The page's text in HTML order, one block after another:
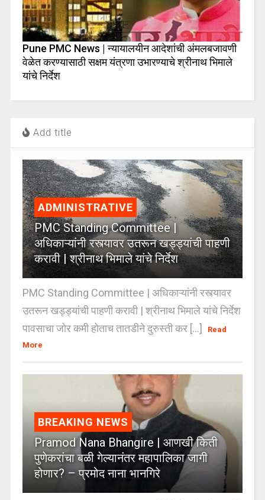
Pune PMC News | न्यायालयीन आदेशांची अंमलबजावणी
वेळेत करण्यासाठी सक्षम यंत्रणा उभारण्याचे श्रीनाथ भिमाले
यांचे निर्देश
Add title
ADMINISTRATIVE
PMC Standing Committee |
अधिकाऱ्यांनी रस्त्यावर उतरून खड्ड्यांची पाहणी
करावी | श्रीनाथ भिमाले यांचे निर्देश
PMC Standing Committee | अधिकाऱ्यांनी रस्त्यावर
उतरून खड्ड्यांची पाहणी करावी | श्रीनाथ भिमाले यांचे निर्देश
पावसाचा जोर कमी होताच तातडीने दुरुस्ती कर [...]
Read
More
BREAKING NEWS
Pramod Nana Bhangire | आणखी किती
पुणेकरांचा बळी गेल्यानंतर महापालिका जागी
होणार? – प्रमोद नाना भानगिरे